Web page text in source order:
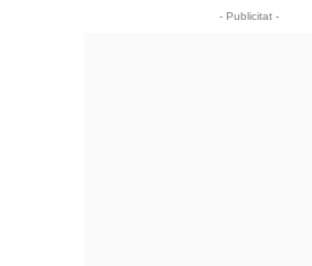
- Publicitat -